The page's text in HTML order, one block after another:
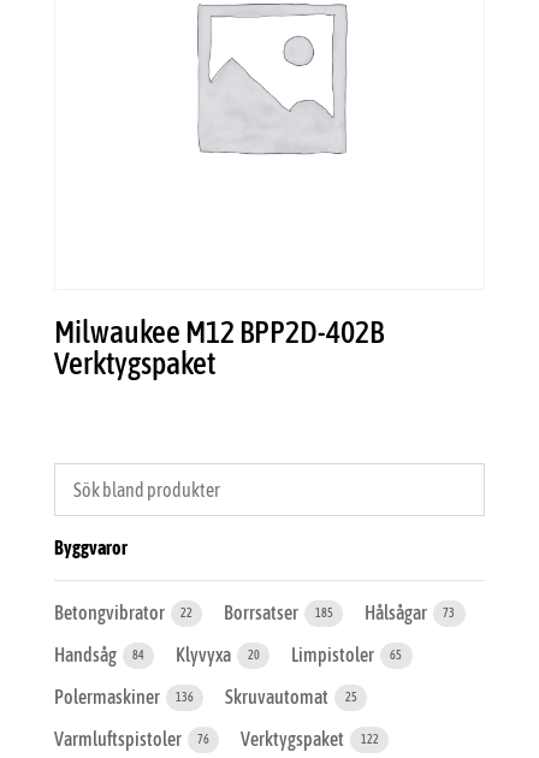
Milwaukee M12 BPP2D-402B
Verktygspaket
Byggvaror
Betongvibrator 22 Borrsatser 185 Hålsågar 73
Handsåg 84 Klyvyxa 20 Limpistoler 65
Polermaskiner 136 Skruvautomat 25
Varmluftspistoler 76 Verktygspaket 122